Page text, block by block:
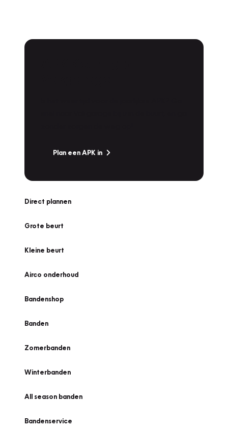
Plan een APK in
Direct plannen
Grote beurt
Kleine beurt
Airco onderhoud
Bandenshop
Banden
Zomerbanden
Winterbanden
All season banden
Bandenservice